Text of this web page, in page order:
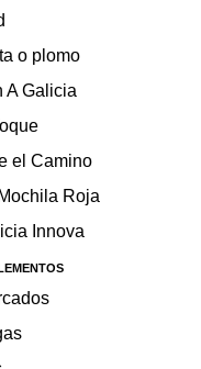
o plomo
A Galicia
el Camino
Roja
Innova